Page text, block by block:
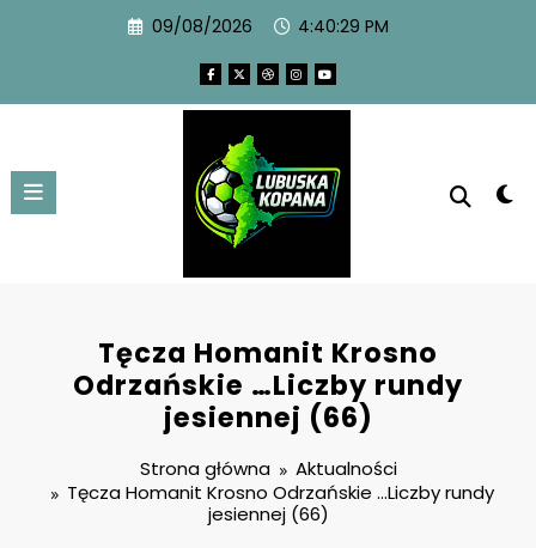
09/08/2026 4:40:30 PM
Tęcza Homanit Krosno
Odrzańskie …Liczby rundy
jesiennej (66)
Strona główna
Aktualności
Tęcza Homanit Krosno Odrzańskie …Liczby rundy
jesiennej (66)